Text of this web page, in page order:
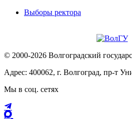
Выборы ректора
© 2000-2026 Волгоградский
Адрес: 400062, г. Волгоград, пр-т
Мы в соц. сетях